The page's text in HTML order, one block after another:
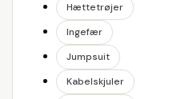
Hættetrøjer
Ingefær
Jumpsuit
Kabelskjuler